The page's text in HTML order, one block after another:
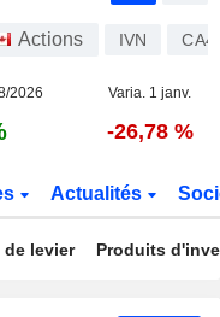
Actions IVN
2026 Varia. 1 janv.
-26,78 %
Actualités
de levier Produits